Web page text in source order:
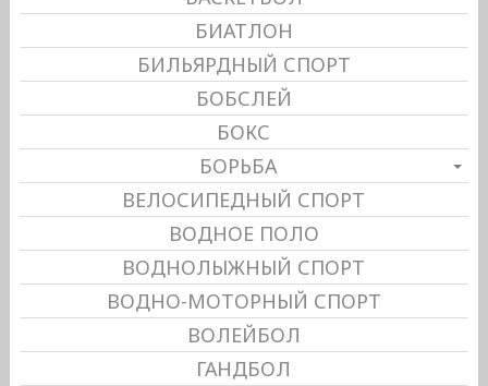
БИАТЛОН
БИЛЬЯРДНЫЙ СПОРТ
БОБСЛЕЙ
БОКС
БОРЬБА
ВЕЛОСИПЕДНЫЙ СПОРТ
ВОДНОЕ ПОЛО
ВОДНОЛЫЖНЫЙ СПОРТ
ВОДНО-МОТОРНЫЙ СПОРТ
ВОЛЕЙБОЛ
ГАНДБОЛ